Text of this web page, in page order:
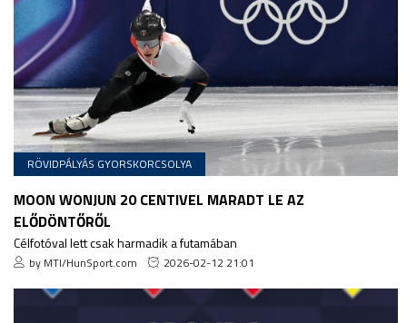
RÖVIDPÁLYÁS GYORSKORCSOLYA
MOON WONJUN 20 CENTIVEL MARADT LE AZ
ELŐDÖNTŐRŐL
Célfotóval lett csak harmadik a futamában
by MTI/HunSport.com 2026-02-12 21:01